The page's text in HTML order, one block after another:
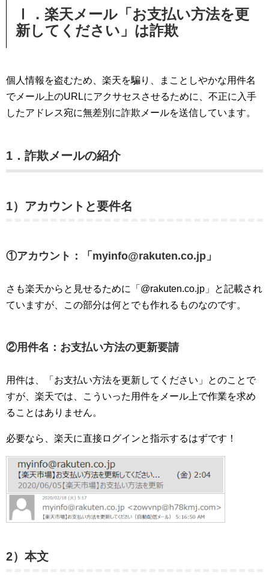
Ⅰ．楽天メール「お支払い方法を更
新してください」は詐欺
個人情報を盗むため、楽天を騙り、まことしやかな用件名
でメール上のURLにアクサセスさせるために、不正に入手
したアドレス宛に無差別に詐欺メールを送信しています。
1．詐欺メールの紹介
1）アカウントと要件名
①アカウント：「myinfo@rakuten.co.jp」
さも楽天からと見せるために「@rakuten.co.jp」と記載され
ていますが、この部分は何とでも作れるものなのです。
②用件名：お支払い方法の更新要請
用件は、「お支払い方法を更新してください」とのことで
すが、楽天では、こういった用件をメール上で作業を求め
ることはありません。
必要なら、楽天に直接ログインと指示するはずです！
2）本文